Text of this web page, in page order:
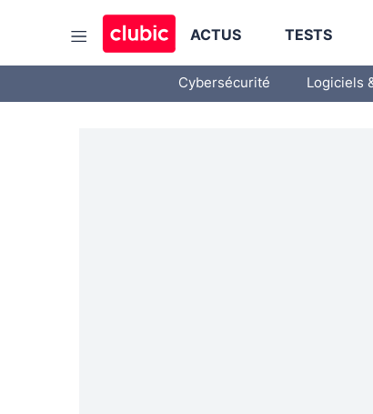
ACTUS TESTS
Cybersécurité Logiciels